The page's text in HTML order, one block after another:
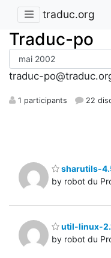
traduc.org
Traduc-po
traduc-
1 participants 22
sharutils-
by robot du
util-linux-
by robot du